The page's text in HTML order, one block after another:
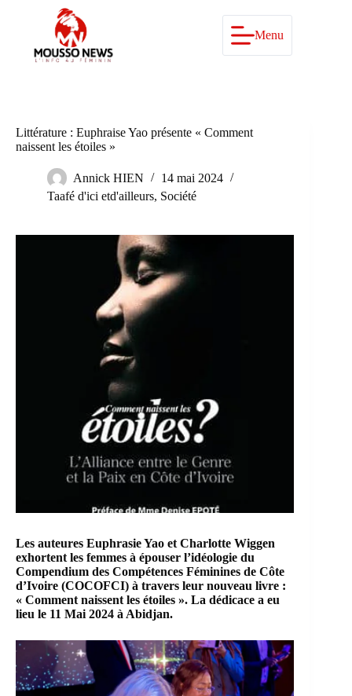
Menu
Littérature : Euphraise Yao présente « Comment
naissent les étoiles »
Annick HIEN
14 mai 2024
Taafé d'ici etd'ailleurs, Société
Les auteures Euphrasie Yao et Charlotte Wiggen
exhortent les femmes à épouser l’idéologie du
Compendium des Compétences Féminines de Côte
d’Ivoire (COCOFCI) à travers leur nouveau livre :
« Comment naissent les étoiles ». La dédicace a eu
lieu le 11 Mai 2024 à Abidjan.